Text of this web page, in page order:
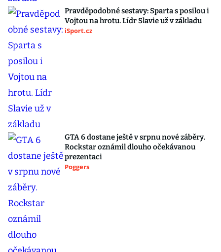
Pravděpodobné sestavy: Sparta s posilou i
Vojtou na hrotu. Lídr Slavie už v základu
iSport.cz
GTA 6 dostane ještě v srpnu nové záběry.
Rockstar oznámil dlouho očekávanou
prezentaci
Poggers